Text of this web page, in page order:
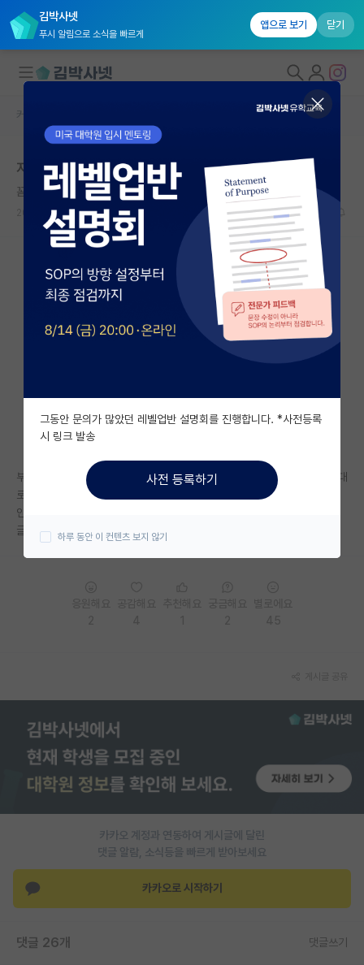
김박사넷
푸시 알림으로 소식을 빠르게
앱으로 보기 닫기
대학원생 모집
국내대학원 정보
연구실&오픈랩
커뮤니티
커뮤니티 홈
전체글보기
베스트 게시판
자유 게시판(아무개랩)
미국 유학 게시판
미국 대학원 합격 후기 게시판
대학원생 모집 게시판
연구실(PI) 홍보 게시판
임용 후기 게시판
PI 전용 게시판
인문사회 계열 게시판
특수/전문대학원 게시판
반도체/AI 게시판
장학금/장학생 게시판
홍보 게시판
커뮤니티 홈
지거국 메이저 학과 교수 (부산경북)
꼼꼼한 쇼펜하우어
2023.06.12 26 13219
부산대 경북대 메이저 학과 나와서 모교에서 교수하는 사람들은 자기 나름대
로 출세한 것 같기는 한데 수준이 정말 지거국 정도임.
인서울 어차피 안 되니 방구석 여포 노릇하고 있음.
글구 서울대 학부 출신 교수들한테 열등감 쩔어 있음.
카카오 계정과 연동하여 게시글에 달린
댓글 알람, 소식등을 빠르게 받아보세요
카카오로 시작하기
댓글 26개 댓글쓰기
그동안 문의가 많았던 레벨업반 설명회를 진행합니다. *사전등록
시 링크 발송
사전 등록하기
하루 동안 이 컨텐츠 보지 않기